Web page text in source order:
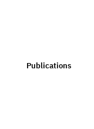
Publications